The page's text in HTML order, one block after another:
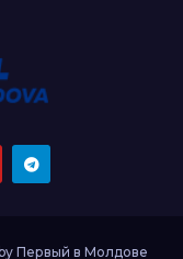
Первый в Молдове